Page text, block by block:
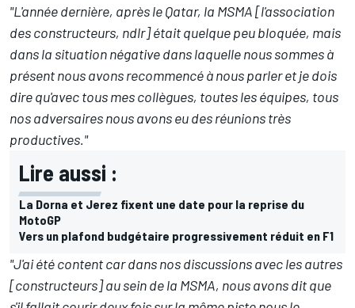
"L'année dernière, après le Qatar, la MSMA [l'association
des constructeurs, ndlr] était quelque peu bloquée, mais
dans la situation négative dans laquelle nous sommes à
présent nous avons recommencé à nous parler et je dois
dire qu'avec tous mes collègues, toutes les équipes, tous
nos adversaires nous avons eu des réunions très
productives."
Lire aussi :
La Dorna et Jerez fixent une date pour la reprise du
MotoGP
Vers un plafond budgétaire progressivement réduit en F1
"J'ai été content car dans nos discussions avec les autres
[constructeurs] au sein de la MSMA, nous avons dit que